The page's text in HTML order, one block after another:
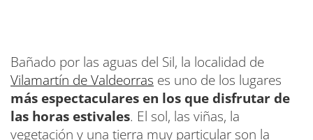
Bañado por las aguas del Sil, la localidad de
Vilamartín de Valdeorras es uno de los lugares
más espectaculares en los que disfrutar de
las horas estivales. El sol, las viñas, la
vegetación y una tierra muy particular son la